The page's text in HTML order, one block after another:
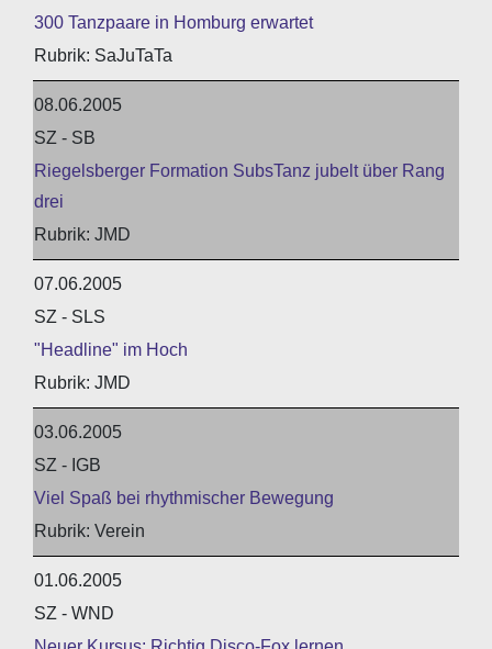
300 Tanzpaare in Homburg erwartet
SaJuTaTa
08.06.2005
SZ - SB
Riegelsberger Formation SubsTanz jubelt über Rang
drei
JMD
07.06.2005
SZ - SLS
"Headline" im Hoch
JMD
03.06.2005
SZ - IGB
Viel Spaß bei rhythmischer Bewegung
Verein
01.06.2005
SZ - WND